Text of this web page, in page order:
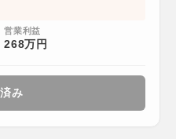
営業利益
268万円
み